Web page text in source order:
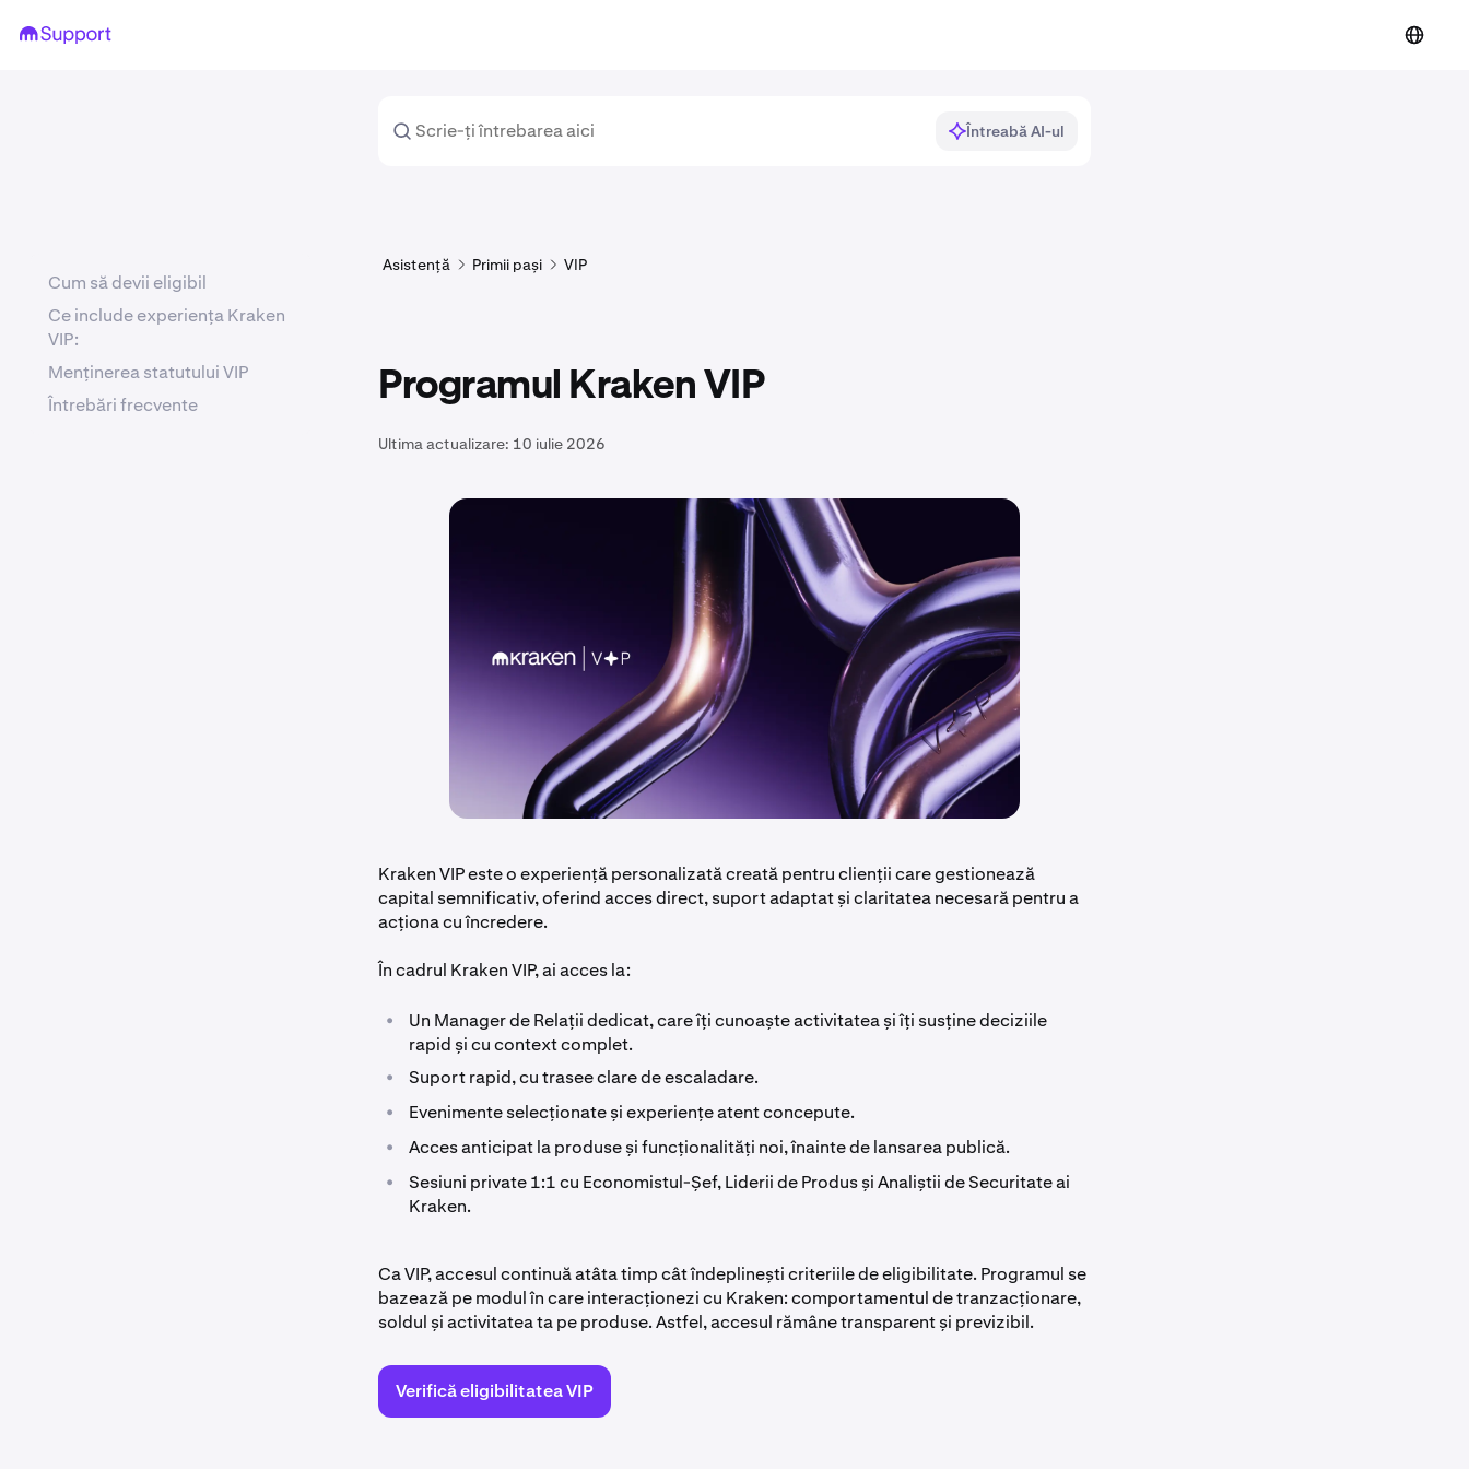
Întreabă AI-ul
Asistență Primii pași VIP
Programul Kraken VIP
Ultima actualizare: 10 iulie 2026
Kraken VIP este o experiență personalizată creată pentru clienții care gestionează
capital semnificativ, oferind acces direct, suport adaptat și claritatea necesară pentru a
acționa cu încredere.
În cadrul Kraken VIP, ai acces la:
•
Un Manager de Relații dedicat, care îți cunoaște activitatea și îți susține deciziile
rapid și cu context complet.
• Suport rapid, cu trasee clare de escaladare.
• Evenimente selecționate și experiențe atent concepute.
• Acces anticipat la produse și funcționalități noi, înainte de lansarea publică.
•
Sesiuni private 1:1 cu Economistul-Șef, Liderii de Produs și Analiștii de Securitate ai
Kraken.
Ca VIP, accesul continuă atâta timp cât îndeplinești criteriile de eligibilitate. Programul se
bazează pe modul în care interacționezi cu Kraken: comportamentul de tranzacționare,
soldul și activitatea ta pe produse. Astfel, accesul rămâne transparent și previzibil.
Verifică eligibilitatea VIP
Cum să devii eligibil
Ce include experiența Kraken
VIP:
Menținerea statutului VIP
Întrebări frecvente